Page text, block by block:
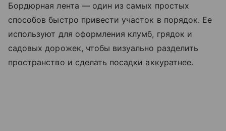
Бордюрная лента — один из самых простых
способов быстро привести участок в порядок. Ее
используют для оформления клумб, грядок и
садовых дорожек, чтобы визуально разделить
пространство и сделать посадки аккуратнее.